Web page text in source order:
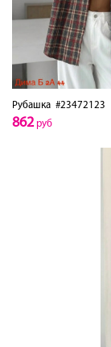
Рубашка #23472123
862руб